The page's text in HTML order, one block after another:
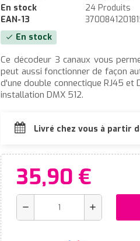
En stock
24 Produits
EAN-13
check En stock
Ce décodeur 3 canaux vous
peut aussi fonctionner de façon
d'une double connectique RJ45
installation DMX 512.
Livré chez vous à partir
35,90 €
remove add